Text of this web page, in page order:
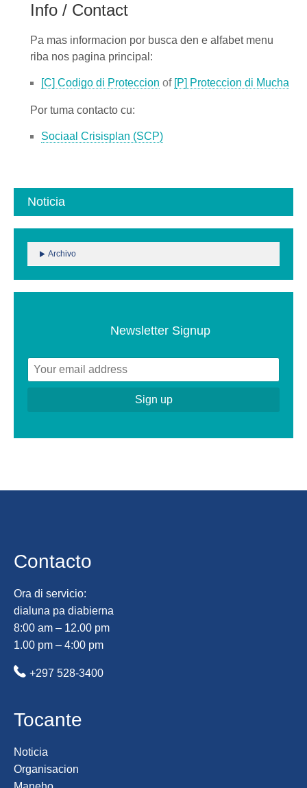
Info / Contact
Pa mas informacion por busca den e alfabet menu
riba nos pagina principal:
[C] Codigo di Proteccion of [P] Proteccion di Mucha
Por tuma contacto cu:
Sociaal Crisisplan (SCP)
Noticia
Archivo
Newsletter Signup
Contacto
Ora di servicio:
dialuna pa diabierna
8:00 am – 12.00 pm
1.00 pm – 4:00 pm
+297 528-3400
Tocante
Noticia
Organisacion